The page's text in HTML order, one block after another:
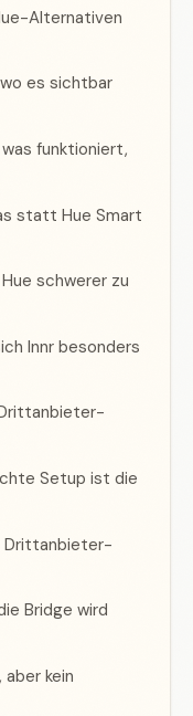
Alternativen
es sichtbar
was funktioniert,
statt Hue Smart
schwerer zu
Innr besonders
Setup ist die
Drittanbieter-
Bridge wird
kein